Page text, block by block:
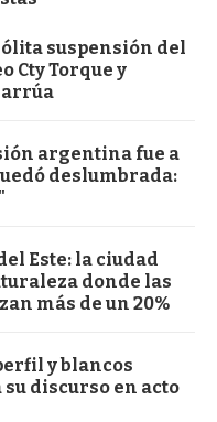
suspensión del
Cty Torque y
argentina fue a
deslumbrada:
Este: la ciudad
donde las
más de un 20%
y blancos
discurso en acto